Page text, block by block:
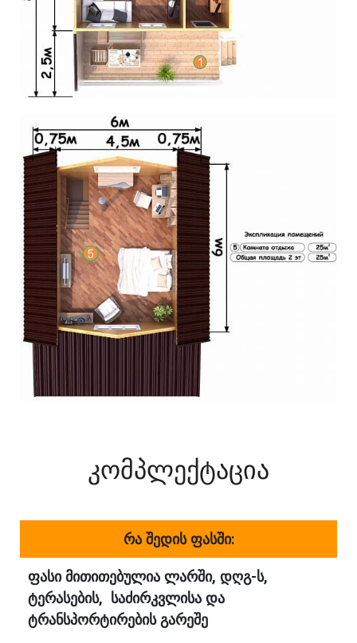
კომპლექტაცია
რა შედის ფასში:
ფასი მითითებულია ლარში, დღგ-ს,
ტერასების, საძირკვლისა და
ტრანსპორტირების გარეშე